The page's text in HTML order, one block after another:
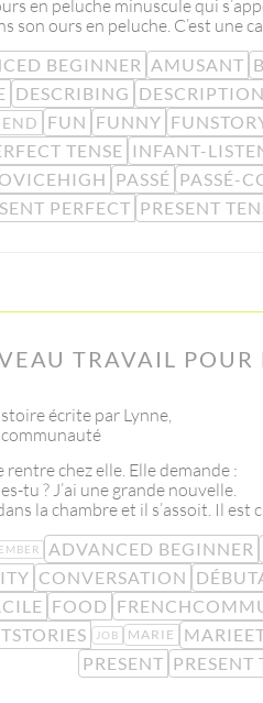
en peluche minuscule qui
son ours en peluche. C’est une
BEGINNER AMUSANT
DESCRIBING DESCRIPTION
FUN FUNNY
TENSE INFANT-
PASSÉ PASSÉ-
PERFECT PRESENT
TRAVAIL POUR
écrite par Lynne,
chez elle. Elle demande :
tu ? J’ai une grande nouvelle.
la chambre et il s’assoit. Il est
ADVANCED BEGINNER
CONVERSATION
FOOD
JOB MARIE
PRESENT PRESENT